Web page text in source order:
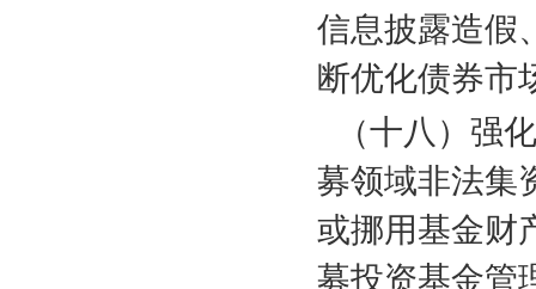
信息披露造假
断优化债券市
（十八）强
募领域非法集
或挪用基金财
募投资基金管